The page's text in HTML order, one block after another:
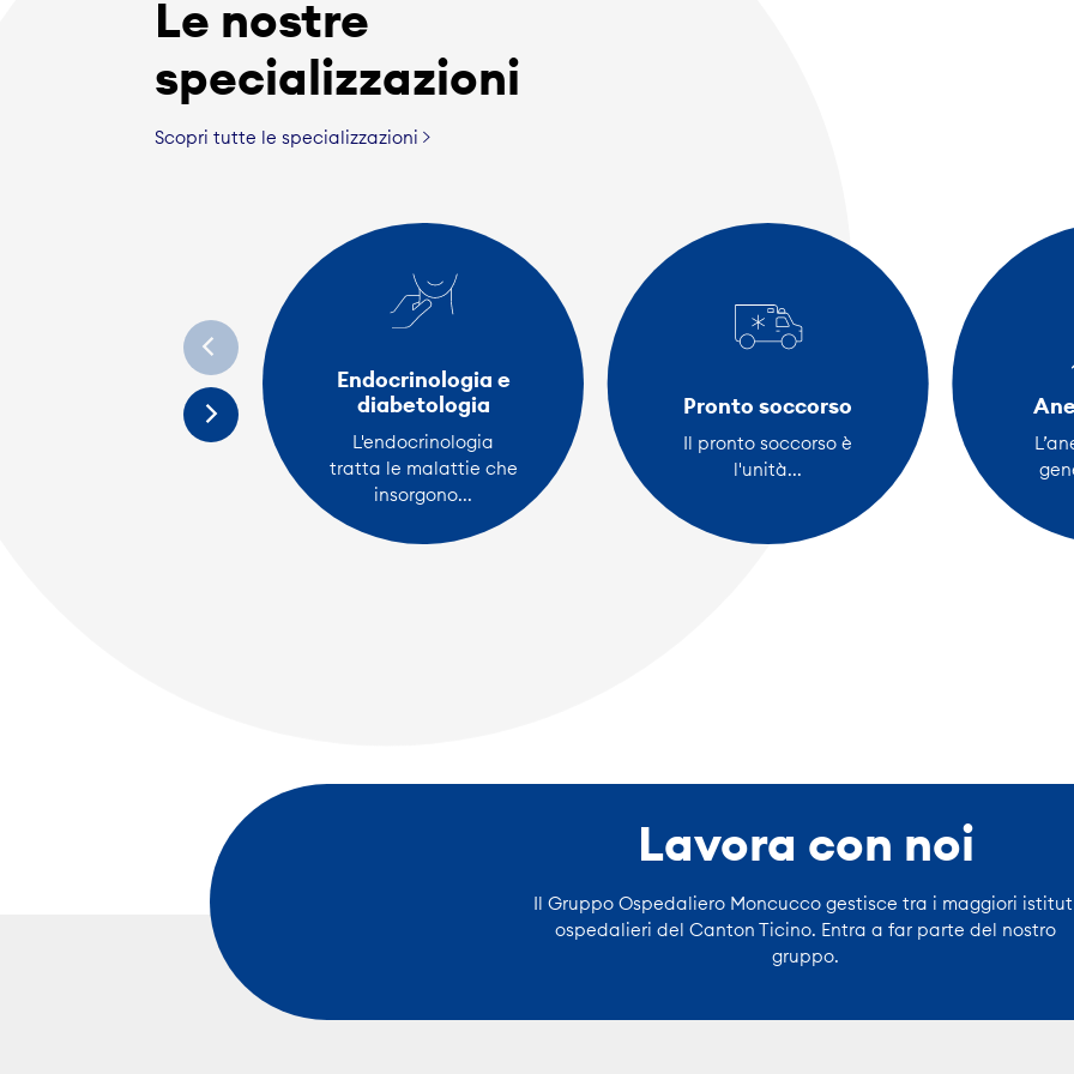
Le nostre
specializzazioni
Scopri tutte le specializzazioni
Endocrinologia e
diabetologia
L'endocrinologia
tratta le malattie che
insorgono...
Pronto soccorso
Il pronto soccorso è
l'unità...
Lavora con noi
Il Gruppo Ospedaliero Moncucco gestisce tra i maggiori
ospedalieri del Canton Ticino. Entra a far parte del nostro
gruppo.